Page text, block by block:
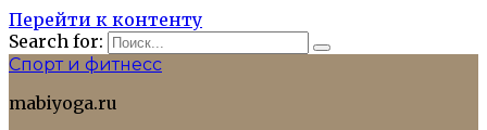
Перейти к контенту
Search for:
Спорт и фитнесс
mabiyoga.ru